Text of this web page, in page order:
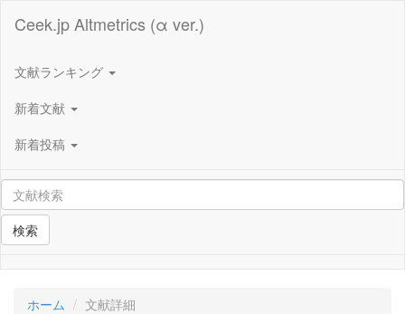
Ceek.jp Altmetrics (α ver.)
文献ランキング
新着文献
新着投稿
検索
ホーム 文献詳細